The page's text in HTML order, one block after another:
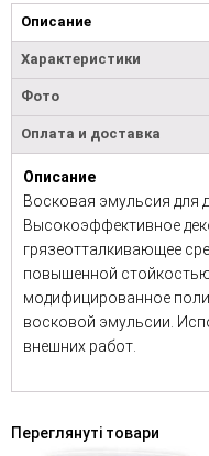
Описание
Характеристики
Фото
Оплата и доставка
Описание
Восковая эмульсия для
Высокоэффективное
грязеотталкивающее
повышенной
модифицированное
восковой эмульсии.
внешних работ.
Переглянуті товари